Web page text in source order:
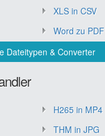
XLS in CSV
Word zu PDF
Dateitypen & Converter
H265 in MP4
THM in JPG